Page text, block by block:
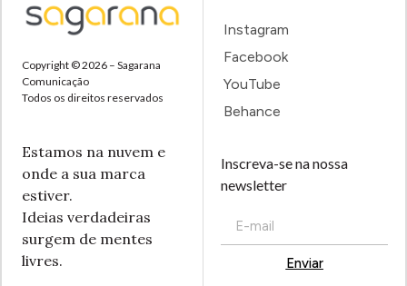
Copyright © 2026 – Sagarana
Comunicação
Todos os direitos reservados
Estamos na nuvem e
onde a sua marca
estiver.
Ideias verdadeiras
surgem de mentes
livres.
Instagram
Facebook
YouTube
Behance
Inscreva-se na nossa
newsletter
Enviar